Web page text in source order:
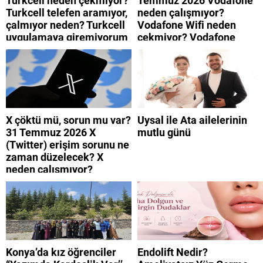
Turkcell telefen aramıyor,
çalmıyor neden? Turkcell
uygulamaya giremiyorum
neden? Turkcell internet
neden yavaş?
neden çalışmıyor?
Vodafone Wifi neden
çekmiyor? Vodafone
mobil uygulamaya neden
giremiyorum?
X çöktü mü, sorun mu var?
31 Temmuz 2026 X
(Twitter) erişim sorunu ne
zaman düzelecek? X
neden çalışmıyor?
Uysal ile Ata ailelerinin
mutlu günü
Konya’da kız öğrenciler
Endolift Nedir?